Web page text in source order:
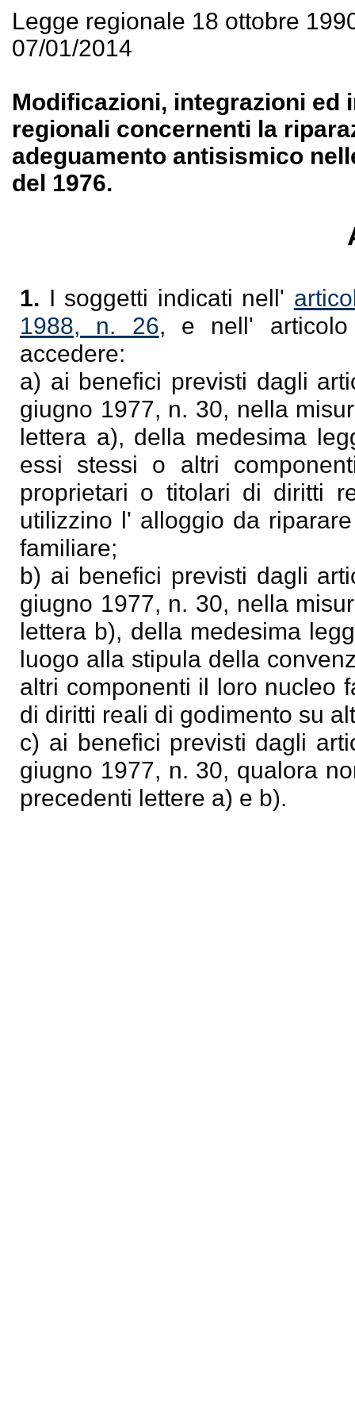
Legge regionale 18 ottobre
07/01/2014
Modificazioni, integrazioni ed
regionali concernenti la
adeguamento antisismico
del 1976.
1. I soggetti indicati nell'
1988, n. 26, e nell' articolo
accedere:
a) ai benefici previsti dagli
giugno 1977, n. 30, nella
lettera a), della medesima
essi stessi o altri
proprietari o titolari di diritti
utilizzino l' alloggio da
familiare;
b) ai benefici previsti dagli
giugno 1977, n. 30, nella
lettera b), della medesima
luogo alla stipula della
altri componenti il loro nucleo
di diritti reali di godimento su
c) ai benefici previsti dagli
giugno 1977, n. 30, qualora
precedenti lettere a) e b).